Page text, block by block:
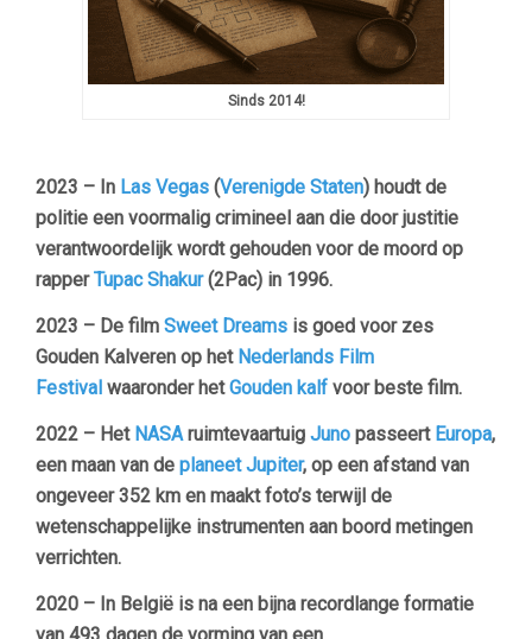
Sinds 2014!
2023 – In Las Vegas (Verenigde Staten) houdt de
politie een voormalig crimineel aan die door justitie
verantwoordelijk wordt gehouden voor de moord op
rapperTupac Shakur(2Pac) in 1996.
2023 – De film Sweet Dreams is goed voor zes
Gouden Kalveren op het Nederlands Film
Festival waaronder hetGouden kalf voor beste film.
2022 – Het NASA ruimtevaartuig Juno passeert Europa,
een maan van de planeet Jupiter, op een afstand van
ongeveer 352 km en maakt foto’s terwijl de
wetenschappelijke instrumenten aan boord metingen
verrichten.
2020 – In België is na een bijna recordlange formatie